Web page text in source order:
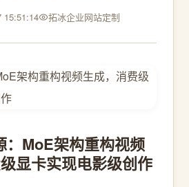
15:51:14 拓冰企业网站定制
：MoE架构重构视频
显卡实现电影级创作